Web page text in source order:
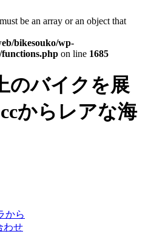
be an array or an object that
bikesouko/wp-
functions.php on line 1685
のバイクを展
からレアな海
から
わせ